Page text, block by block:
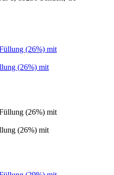
(26%) mit
(26%) mit